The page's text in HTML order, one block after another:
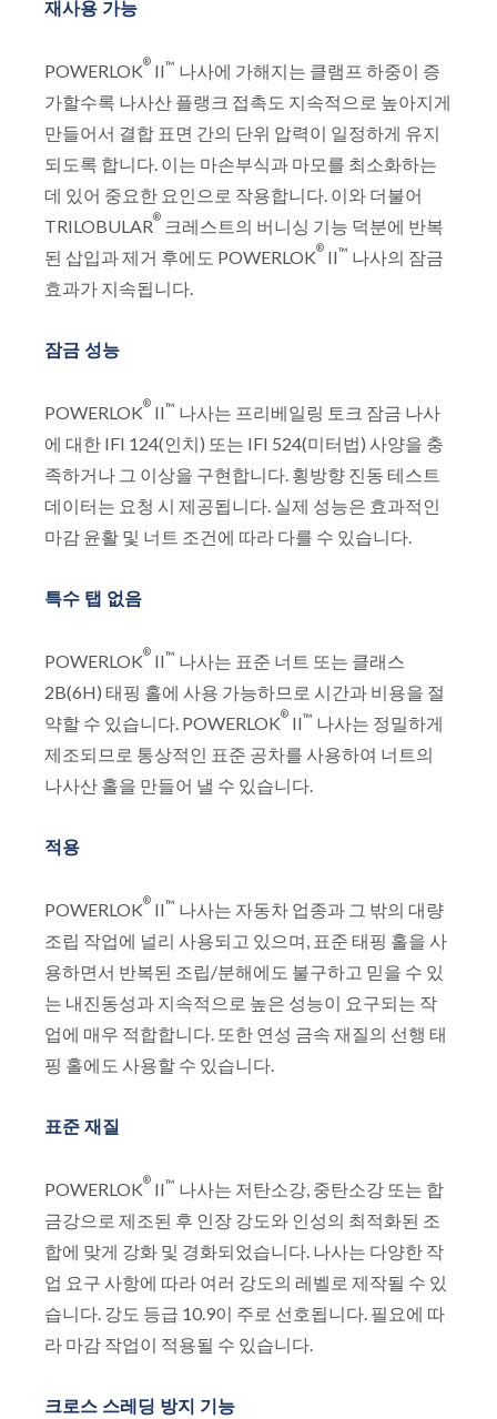
재사용 가능
POWERLOK® II™ 나사에 가해지는 클램프 하중이 증
가할수록 나사산 플랭크 접촉도 지속적으로 높아지게
만들어서 결합 표면 간의 단위 압력이 일정하게 유지
되도록 합니다. 이는 마손부식과 마모를 최소화하는
데 있어 중요한 요인으로 작용합니다. 이와 더불어
TRILOBULAR® 크레스트의 버니싱 기능 덕분에 반복
된 삽입과 제거 후에도 POWERLOK® II™ 나사의 잠금
효과가 지속됩니다.
잠금 성능
POWERLOK® II™ 나사는 프리베일링 토크 잠금 나사
에 대한 IFI 124(인치) 또는 IFI 524(미터법) 사양을 충
족하거나 그 이상을 구현합니다. 횡방향 진동 테스트
데이터는 요청 시 제공됩니다. 실제 성능은 효과적인
마감 윤활 및 너트 조건에 따라 다를 수 있습니다.
특수 탭 없음
POWERLOK® II™ 나사는 표준 너트 또는 클래스
2B(6H) 태핑 홀에 사용 가능하므로 시간과 비용을 절
약할 수 있습니다. POWERLOK® II™ 나사는 정밀하게
제조되므로 통상적인 표준 공차를 사용하여 너트의
나사산 홀을 만들어 낼 수 있습니다.
적용
POWERLOK® II™ 나사는 자동차 업종과 그 밖의 대량
조립 작업에 널리 사용되고 있으며, 표준 태핑 홀을 사
용하면서 반복된 조립/분해에도 불구하고 믿을 수 있
는 내진동성과 지속적으로 높은 성능이 요구되는 작
업에 매우 적합합니다. 또한 연성 금속 재질의 선행 태
핑 홀에도 사용할 수 있습니다.
표준 재질
POWERLOK® II™ 나사는 저탄소강, 중탄소강 또는 합
금강으로 제조된 후 인장 강도와 인성의 최적화된 조
합에 맞게 강화 및 경화되었습니다. 나사는 다양한 작
업 요구 사항에 따라 여러 강도의 레벨로 제작될 수 있
습니다. 강도 등급 10.9이 주로 선호됩니다. 필요에 따
라 마감 작업이 적용될 수 있습니다.
크로스 스레딩 방지 기능